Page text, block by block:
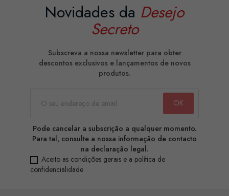
Novidades da Desejo
Secreto
Subscreva a nossa newsletter para obter
descontos exclusivos e lançamentos de novos
produtos.
Pode cancelar a subscrição a qualquer momento.
Para tal, consulte a nossa informação de contacto
na declaração legal.
Aceito as condições gerais e a política de
confidencialidade